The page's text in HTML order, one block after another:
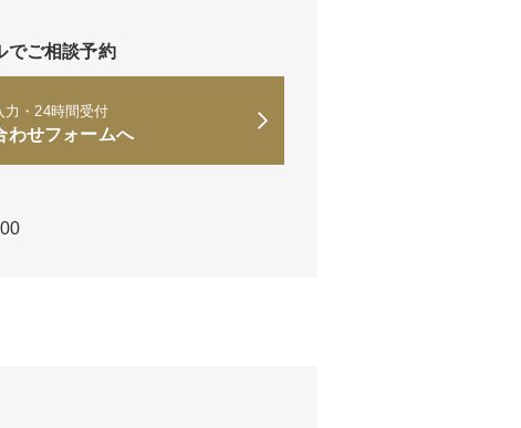
でご相談予約
力・24時間受付
わせフォームへ